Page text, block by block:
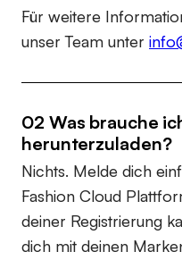
Für weitere
unser Team unter
02 Was brauche
herunterzuladen?
Nichts. Melde dich
Fashion Cloud
deiner Registrierung
dich mit deinen